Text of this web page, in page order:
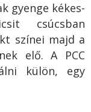
gyenge kékes-
csúcsban
színei majd a
elő. A PCC
külön, egy